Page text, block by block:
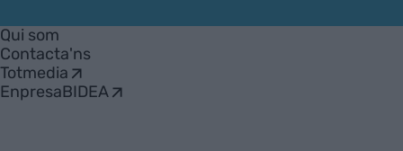
Empresa
Qui som
Contacta'ns
Totmedia
EnpresaBIDEA